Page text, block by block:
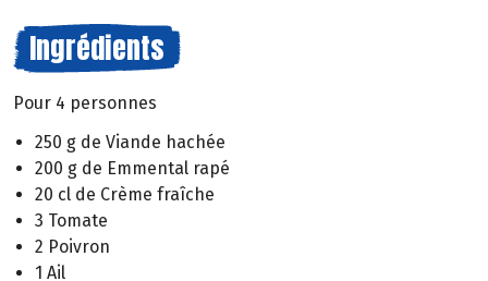
Ingrédients
Pour 4 personnes
250 g de Viande hachée
200 g de Emmental rapé
20 cl de Crème fraîche
3 Tomate
2 Poivron
1 Ail